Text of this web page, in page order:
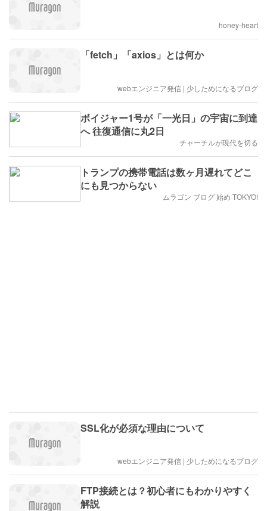
honey-heart
「fetch」「axios」とは何か
webエンジニア発信 | 少しためになるブログ
ボイジャー1号が「一光日」の宇宙に到達
へ 往復通信に丸2日
チャーチルが現代を切る
トランプの携帯電話は数ヶ月遅れてどこ
にも見つからない
ムラゴン ブログ 始め TOKYO!
SSL化が必須な理由について
webエンジニア発信 | 少しためになるブログ
FTP接続とは？初心者にもわかりやすく
解説